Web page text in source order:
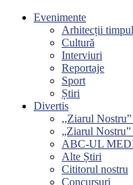
Evenimente
Arhitecții
Cultură
Interviuri
Reportaje
Sport
Știri
Divertis
,,Ziarul
„Ziarul
ABC-UL
Alte Știri
Cititorul nostru
Concursuri